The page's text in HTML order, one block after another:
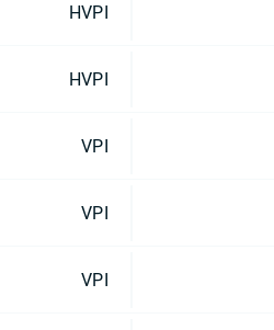
HVPI
HVPI
VPI
VPI
VPI